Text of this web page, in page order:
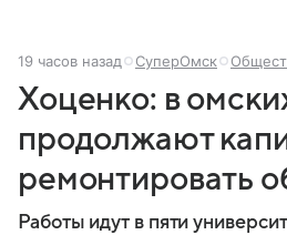
19 часов назад СуперОмск
Хоценко: в
продолжают
ремонтировать
Работы идут в пяти